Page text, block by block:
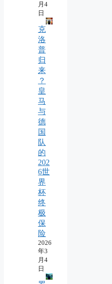
月4
日
克
洛
普
归
来
？
皇
马
与
德
国
队
的
202
6世
界
杯
终
极
保
险
2026
年3
月4
日